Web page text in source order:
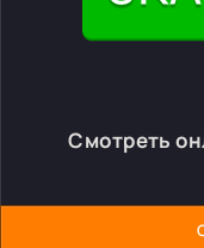
Смотреть